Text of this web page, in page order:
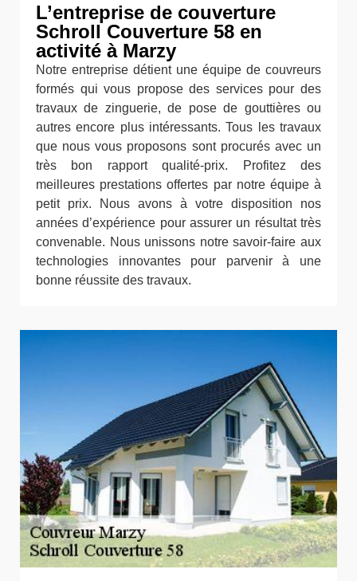
L’entreprise de couverture
Schroll Couverture 58 en
activité à Marzy
Notre entreprise détient une équipe de couvreurs
formés qui vous propose des services pour des
travaux de zinguerie, de pose de gouttières ou
autres encore plus intéressants. Tous les travaux
que nous vous proposons sont procurés avec un
très bon rapport qualité-prix. Profitez des
meilleures prestations offertes par notre équipe à
petit prix. Nous avons à votre disposition nos
années d’expérience pour assurer un résultat très
convenable. Nous unissons notre savoir-faire aux
technologies innovantes pour parvenir à une
bonne réussite des travaux.